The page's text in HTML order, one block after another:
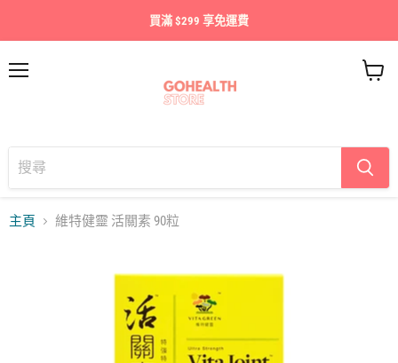
買滿 $299 享免運費
車
主頁 維特健靈 活關素 90粒